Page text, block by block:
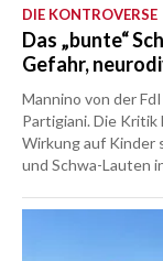
DIE KONTROVERSE
Das „bunte“
Gefahr,
Mannino von der
Partigiani. Die
Wirkung auf Kinder
und Schwa-Lauten